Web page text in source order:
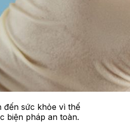
đến sức khỏe vì thế
biện pháp an toàn.